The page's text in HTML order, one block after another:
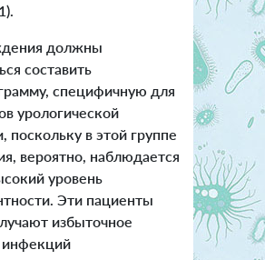
должны
составить
специфичную для
урологической
поскольку в этой группе
вероятно, наблюдается
уровень
Эти пациенты
избыточное
инфекций